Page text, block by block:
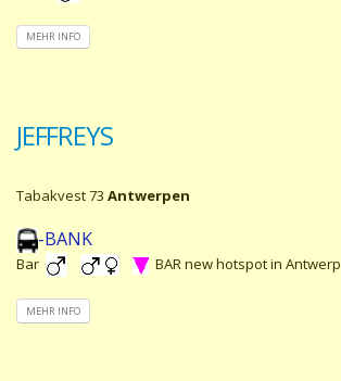
MEHR INFO
JEFFREYS
Tabakvest 73 Antwerpen
-BANK
Bar BAR new hotspot in Antwerp
MEHR INFO